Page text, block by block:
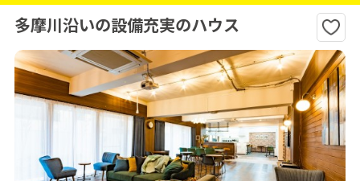
多摩川沿いの設備充実のハウス